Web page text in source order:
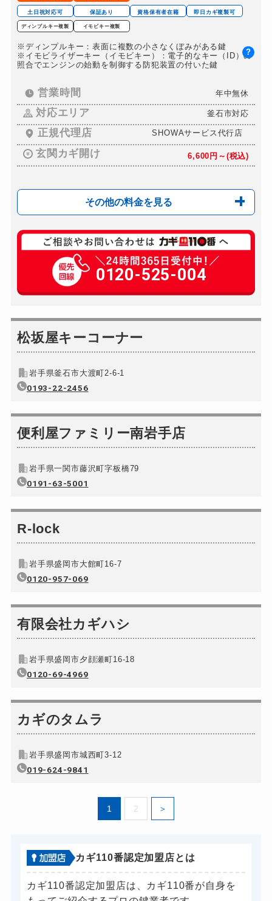
土日祝対応可 保証あり 資格保有者在籍 即日カギ複製可
ディンプルキー複製 イモビキー複製
※ディンプルキー：表面に複数の小さなくぼみがある鍵
※イモビライザーキー（イモビキー）：電子的なキー（ID）の
照合でエンジンの始動を制御する防犯装置の付いた鍵
営業時間 年中無休
対応エリア 釜石市対応
正規代理店 SHOWAサービス代行店
?
玄関カギ開け 6,600円～(税込)
その他の料金を見る
玄関カギ複製 550円(税込)～
玄関カギ開け 6,600円～(税込)
玄関カギ修理 4,400円～(税込)
玄関カギ交換
車カギ開け
バイクカギ開け
スーツケースカギ開け
スーツケースカギ作成
金庫カギ開け
金庫カギ修理
別途お見積り
ロッカーカギ開け
ドアノブカギ作成
0120-525-004
松坂屋キーコーナー
岩手県釜石市大渡町2-6-1
0193-22-2456
便利屋ファミリー南岩手店
岩手県一関市藤沢町字板橋79
0191-63-5001
R-lock
岩手県盛岡市大館町16-7
0120-957-069
有限会社カギハシ
岩手県盛岡市夕顔瀬町16-18
0120-69-4969
カギのタムラ
岩手県盛岡市城西町3-12
019-624-9841
1 2
カギ110番認定加盟店とは
カギ110番認定加盟店は、カギ110番が自身を